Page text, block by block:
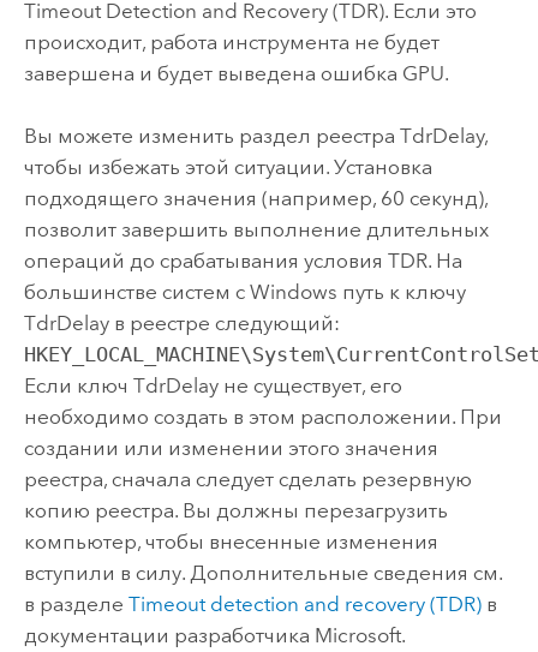
Timeout Detection and Recovery (TDR). Если это
происходит, работа инструмента не будет
завершена и будет выведена ошибка GPU.
Вы можете изменить раздел реестра TdrDelay,
чтобы избежать этой ситуации. Установка
подходящего значения (например, 60 секунд),
позволит завершить выполнение длительных
операций до срабатывания условия TDR. На
большинстве систем с Windows путь к ключу
TdrDelay в реестре следующий:
Если ключ TdrDelay не существует, его
необходимо создать в этом расположении. При
создании или изменении этого значения
реестра, сначала следует сделать резервную
копию реестра. Вы должны перезагрузить
компьютер, чтобы внесенные изменения
вступили в силу. Дополнительные сведения см.
в разделе Timeout detection and recovery (TDR)в
документации разработчика Microsoft.